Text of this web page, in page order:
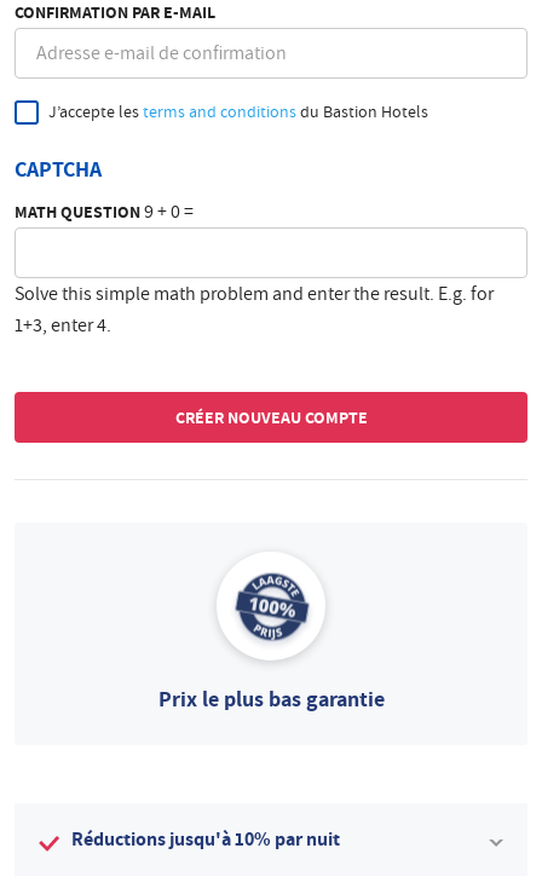
CONFIRMATION PAR E-MAIL
J’accepte lesterms and conditionsdu Bastion Hotels
CAPTCHA
MATH QUESTION9 + 0 =
Solve this simple math problem and enter the result. E.g. for
1+3, enter 4.
Prix le plus bas garantie
Réductions jusqu'à 10% par nuit